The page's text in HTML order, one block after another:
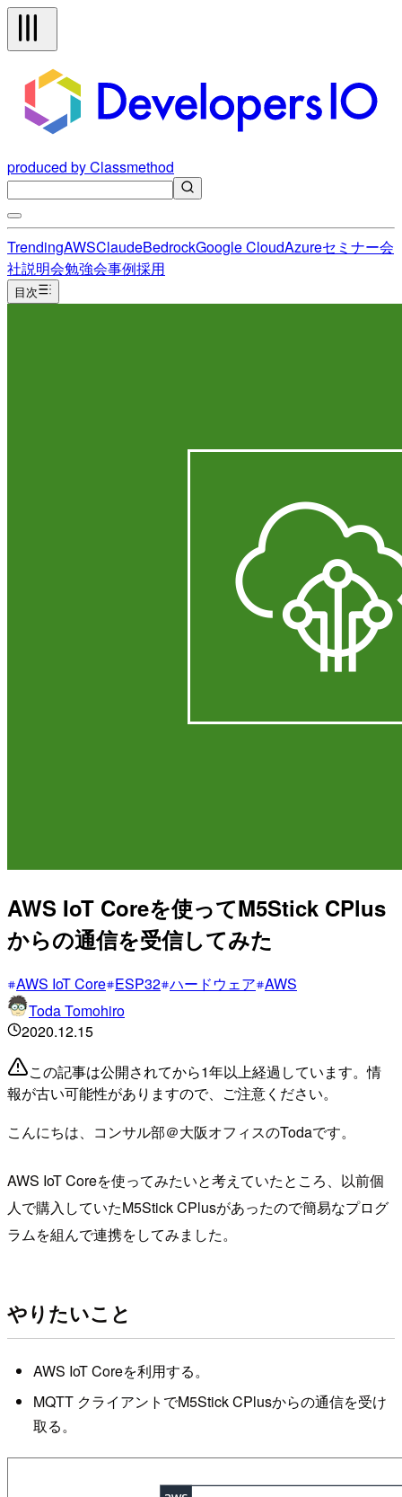
produced by Classmethod
TrendingAWSClaudeBedrockGoogle CloudAzureセミナー会
社説明会勉強会事例採用
目次
AWS IoT Coreを使ってM5Stick CPlus
からの通信を受信してみた
AWS IoT Core ESP32 ハードウェア AWS
Toda Tomohiro
2020.12.15
この記事は公開されてから1年以上経過しています。情
報が古い可能性がありますので、ご注意ください。
こんにちは、コンサル部＠大阪オフィスのTodaです。
AWS IoT Coreを使ってみたいと考えていたところ、以前個
人で購入していたM5Stick CPlusがあったので簡易なプログ
ラムを組んで連携をしてみました。
やりたいこと
AWS IoT Coreを利用する。
MQTT クライアントでM5Stick CPlusからの通信を受け
取る。